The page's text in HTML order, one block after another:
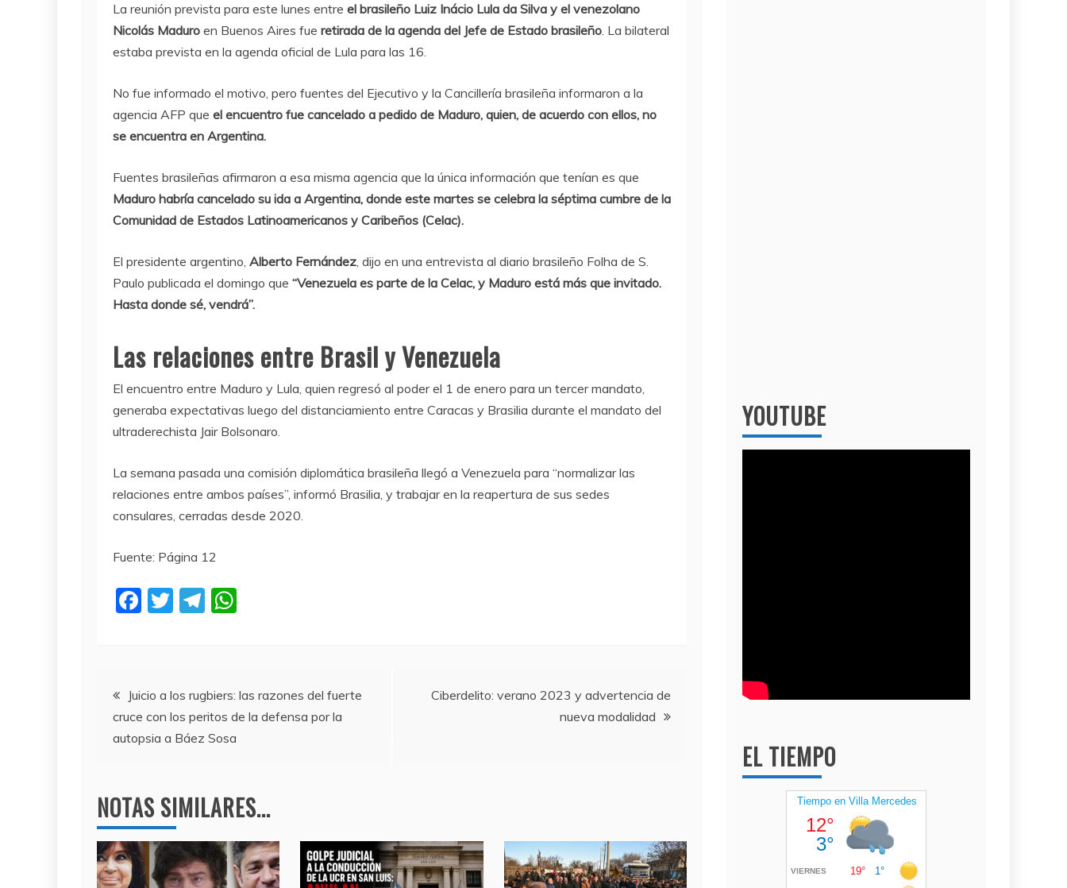
La reunión prevista para este lunes entre el brasileño Luiz Inácio Lula da Silva y el venezolano
Nicolás Maduro en Buenos Aires fue retirada de la agenda del Jefe de Estado brasileño. La bilateral
estaba prevista en la agenda oficial de Lula para las 16.
No fue informado el motivo, pero fuentes del Ejecutivo y la Cancillería brasileña informaron a la
agencia AFP que el encuentro fue cancelado a pedido de Maduro, quien, de acuerdo con ellos, no
se encuentra en Argentina.
Fuentes brasileñas afirmaron a esa misma agencia que la única información que tenían es que
Maduro habría cancelado su ida a Argentina, donde este martes se celebra la séptima cumbre de la
Comunidad de Estados Latinoamericanos y Caribeños (Celac).
El presidente argentino, Alberto Fernández, dijo en una entrevista al diario brasileño Folha de S.
Paulo publicada el domingo que “Venezuela es parte de la Celac, y Maduro está más que invitado.
Hasta donde sé, vendrá”.
Las relaciones entre Brasil y Venezuela
El encuentro entre Maduro y Lula, quien regresó al poder el 1 de enero para un tercer mandato,
generaba expectativas luego del distanciamiento entre Caracas y Brasilia durante el mandato del
ultraderechista Jair Bolsonaro.
La semana pasada una comisión diplomática brasileña llegó a Venezuela para “normalizar las
relaciones entre ambos países”, informó Brasilia, y trabajar en la reapertura de sus sedes
consulares, cerradas desde 2020.
Fuente: Página 12
F
b
o
o
T
T
a
m
A
p
Navegación
de
Juicio a los rugbiers: las razones del fuerte
cruce con los peritos de la defensa por la
autopsia a Báez Sosa
Ciberdelito: verano 2023 y advertencia de
nueva modalidad
NOTAS SIMILARES...
YOUTUBE
EL TIEMPO